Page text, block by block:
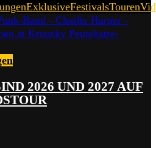
ExklusiveFestivalsTouren
2026 UND 2027 AUF